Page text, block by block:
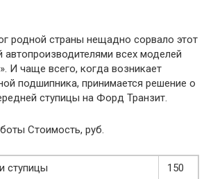
родной страны нещадно сорвало этот
автопроизводителями всех моделей
И чаще всего, когда возникает
подшипника, принимается решение о
ступицы на Форд Транзит.
Стоимость, руб.
ступицы 150